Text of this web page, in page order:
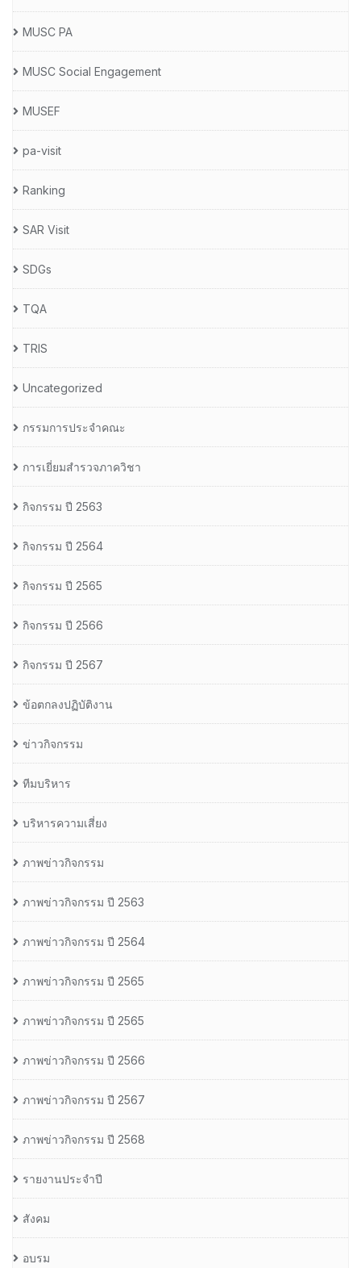
MUSC PA
MUSC Social Engagement
MUSEF
pa-visit
Ranking
SAR Visit
SDGs
TQA
TRIS
Uncategorized
กรรมการประจำคณะ
การเยี่ยมสำรวจภาควิชา
กิจกรรม ปี 2563
กิจกรรม ปี 2564
กิจกรรม ปี 2565
กิจกรรม ปี 2566
กิจกรรม ปี 2567
ข้อตกลงปฏิบัติงาน
ข่าวกิจกรรม
ทีมบริหาร
บริหารความเสี่ยง
ภาพข่าวกิจกรรม
ภาพข่าวกิจกรรม ปี 2563
ภาพข่าวกิจกรรม ปี 2564
ภาพข่าวกิจกรรม ปี 2565
ภาพข่าวกิจกรรม ปี 2565
ภาพข่าวกิจกรรม ปี 2566
ภาพข่าวกิจกรรม ปี 2567
ภาพข่าวกิจกรรม ปี 2568
รายงานประจำปี
สังคม
อบรม